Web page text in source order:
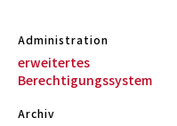
Administration
erweitertes
Berechtigungssystem
Archiv